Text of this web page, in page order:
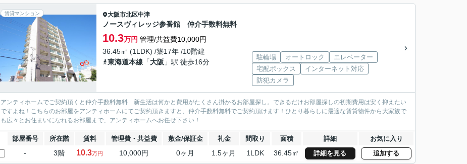
賃貸マンション 大阪市北区中津
ノースヴィレッジ参番館 仲介手数料無料
10.3万円 管理/共益費10,000円
36.45㎡ (1LDK) /築17年 /10階建
東海道本線 「大阪 」駅 徒歩16分
駐輪場 オートロック
エレベーター
宅配ボックス
インターネット対応
防犯カメラ
アンティホームでご契約頂くと仲介手数料無料 新生活は何かと費用がたくさん掛かるお部屋探し。できるだけお部屋探しの初期費用は安く抑えたい
ですよね！こちらのお部屋をアンティホームにてご契約頂きますと、仲介手数料無料でご契約頂けます！ひとり暮らしに最適な賃貸物件から大家族で
も広々とお住まいになれるお部屋まで、アンティホームへお任せ下さい！
部屋番号 所在階 賃料 管理費・共益費 敷金/保証金 礼金 間取り 面積 詳細 お気に入り
- 3階 10.3万円 10,000円 0ヶ月 1.5ヶ月 1LDK 36.45㎡ 詳細を見る 追加する